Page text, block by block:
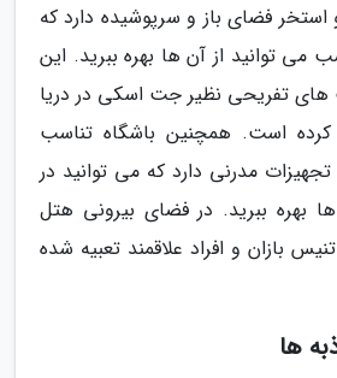
فضای باز و سرپوشیده دارد که
می توانید از آن ها بهره ببرید. این
تفریحی نظیر جت اسکی در دریا
کرده است. همچنین باشگاه تناسب
مدرنی دارد که می توانید در
ها بهره ببرید. در فضای بیرونی هتل
بازان و افراد علاقمند تعبیه شده
ها